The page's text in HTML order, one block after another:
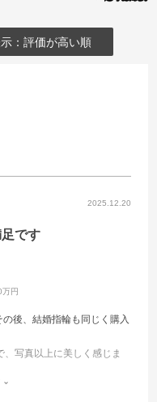
たラインをもつデ
させるため、指を
。
い。
：評価が高い順
2025.12.20
です
万円
後、結婚指輪も同じく購入
写真以上に美しく感じま
指になじむ着け心地の良